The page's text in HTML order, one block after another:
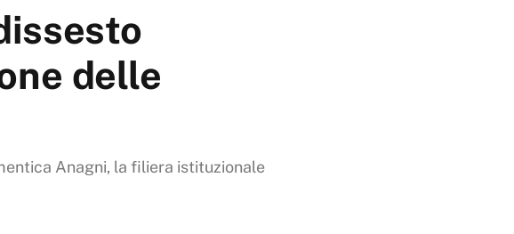
delle
Anagni, la filiera istituzionale